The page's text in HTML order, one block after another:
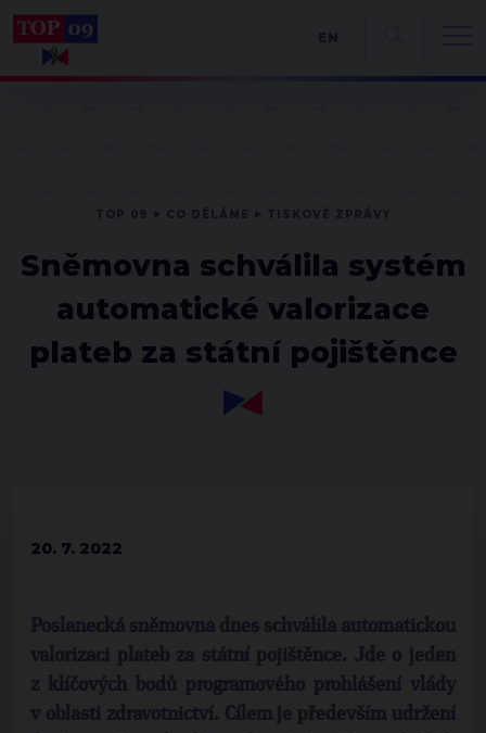
Sněmovna schválila systém
automatické valorizace
plateb za státní pojištěnce
20. 7. 2022
Poslanecká sněmovna dnes schválila automatickou
valorizaci plateb za státní pojištěnce. Jde o jeden
z klíčových bodů programového prohlášení vlády
v oblasti zdravotnictví. Cílem je především udržení